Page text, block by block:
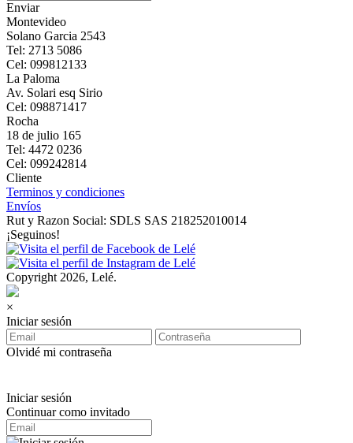
Enviar
Montevideo
Solano Garcia 2543
Tel: 2713 5086
Cel: 099812133
La Paloma
Av. Solari esq Sirio
Cel: 098871417
Rocha
18 de julio 165
Tel: 4472 0236
Cel: 099242814
Cliente
Terminos y condiciones
Envíos
Rut y Razon Social: SDLS SAS 218252010014
¡Seguinos!
Copyright 2026, Lelé.
×
Iniciar sesión
Olvidé mi contraseña
Iniciar sesión
Continuar como invitado